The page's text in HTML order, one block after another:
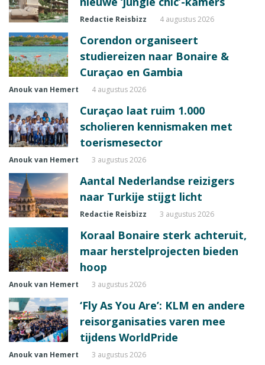
Redactie Reisbizz 4 augustus 2026
Corendon organiseert
studiereizen naar Bonaire &
Curaçao en Gambia
Anouk van Hemert 4 augustus 2026
Curaçao laat ruim 1.000
scholieren kennismaken met
toerismesector
Anouk van Hemert 3 augustus 2026
Aantal Nederlandse reizigers
naar Turkije stijgt licht
Redactie Reisbizz 3 augustus 2026
Koraal Bonaire sterk achteruit,
maar herstelprojecten bieden
hoop
Anouk van Hemert 3 augustus 2026
‘Fly As You Are’: KLM en andere
reisorganisaties varen mee
tijdens WorldPride
Anouk van Hemert 3 augustus 2026